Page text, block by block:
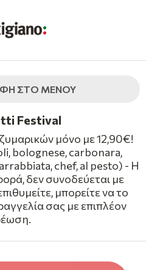
ΣΤΟ ΜΕΝΟΥ
Festival
μόνο με 12,90€!
bolognese, carbonara,
chef, al pesto) - Η
δεν συνοδεύεται με
μπορείτε να το
σας με επιπλέον